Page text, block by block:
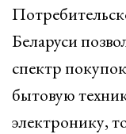
Беларуси
спектр
бытовую
электронику,